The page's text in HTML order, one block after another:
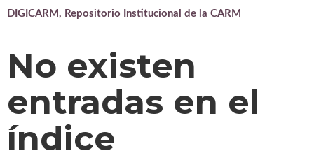
DIGICARM, Repositorio Institucional de la CARM
No existen
entradas en el
índice